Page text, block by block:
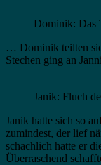
Dominik: Das
… Dominik teilten
Stechen ging an
Janik: Fluch
Janik hatte sich so
zumindest, der lief
schachlich hatte er
Überraschend